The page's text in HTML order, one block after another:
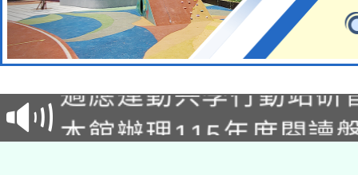
本校115學年度第2次
招甄選結果公告(無人
招)
本館辦理115年度閱讀